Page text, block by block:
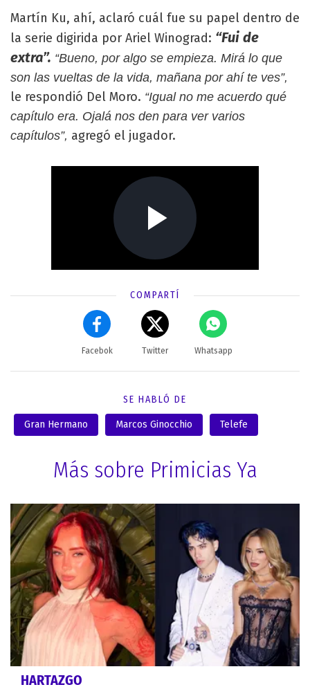
Martín Ku, ahí, aclaró cuál fue su papel dentro de
la serie digirida por Ariel Winograd: “Fui de
extra”. “Bueno, por algo se empieza. Mirá lo que
son las vueltas de la vida, mañana por ahí te ves”,
le respondió Del Moro. “Igual no me acuerdo qué
capítulo era. Ojalá nos den para ver varios
capítulos”, agregó el jugador.
COMPARTÍ
Facebok Twitter Whatsapp
SE HABLÓ DE
Gran Hermano Marcos Ginocchio Telefe
Más sobre Primicias Ya
HARTAZGO